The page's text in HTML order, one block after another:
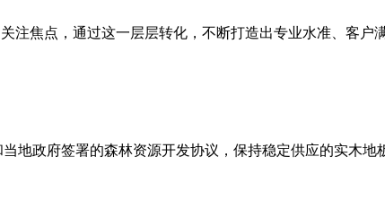
注焦点，通过这一层层转化，不断打造出专业水准、客户
地政府签署的森林资源开发协议，保持稳定供应的实木地